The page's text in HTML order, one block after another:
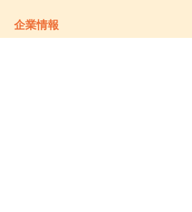
企業情報